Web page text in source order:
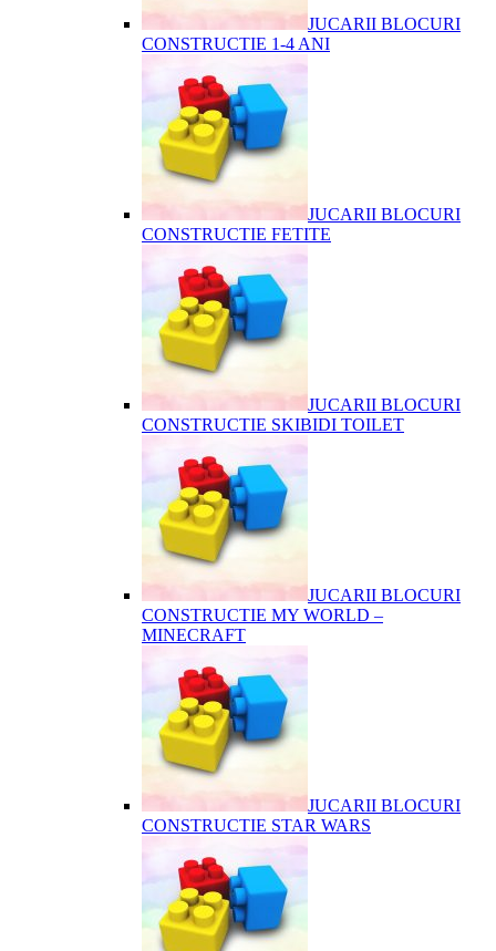
JUCARII BLOCURI
CONSTRUCTIE 1-4 ANI
JUCARII BLOCURI
CONSTRUCTIE FETITE
JUCARII BLOCURI
CONSTRUCTIE SKIBIDI TOILET
JUCARII BLOCURI
CONSTRUCTIE MY WORLD –
MINECRAFT
JUCARII BLOCURI
CONSTRUCTIE STAR WARS